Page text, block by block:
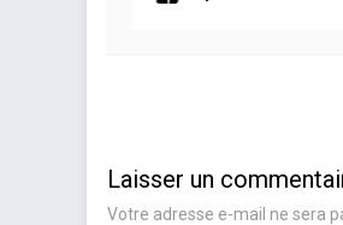
Laisser un
Votre adresse e-mail ne sera